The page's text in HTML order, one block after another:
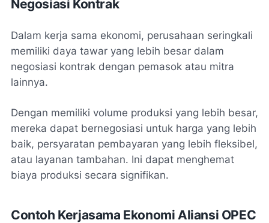
Negosiasi Kontrak
Dalam kerja sama ekonomi, perusahaan seringkali
memiliki daya tawar yang lebih besar dalam
negosiasi kontrak dengan pemasok atau mitra
lainnya.
Dengan memiliki volume produksi yang lebih besar,
mereka dapat bernegosiasi untuk harga yang lebih
baik, persyaratan pembayaran yang lebih fleksibel,
atau layanan tambahan. Ini dapat menghemat
biaya produksi secara signifikan.
Contoh Kerjasama Ekonomi Aliansi OPEC